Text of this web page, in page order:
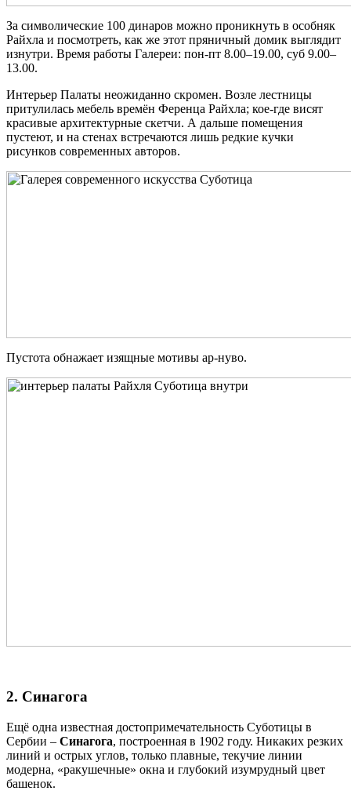
За символические 100 динаров можно проникнуть в особняк
Райхла и посмотреть, как же этот пряничный домик выглядит
изнутри. Время работы Галереи: пон-пт 8.00–19.00, суб 9.00–
13.00.
Интерьер Палаты неожиданно скромен. Возле лестницы
притулилась мебель времён Ференца Райхла; кое-где висят
красивые архитектурные скетчи. А дальше помещения
пустеют, и на стенах встречаются лишь редкие кучки
рисунков современных авторов.
Пустота обнажает изящные мотивы ар-нуво.
2. Синагога
Ещё одна известная достопримечательность Суботицы в
Сербии – Синагога, построенная в 1902 году. Никаких резких
линий и острых углов, только плавные, текучие линии
модерна, «ракушечные» окна и глубокий изумрудный цвет
башенок.